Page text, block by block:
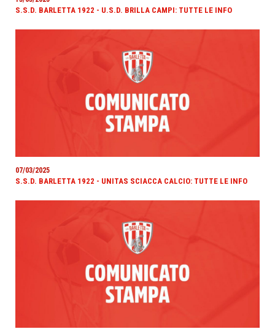
S.S.D. BARLETTA 1922 - U.S.D. BRILLA CAMPI: TUTTE LE INFO
07/03/2025
S.S.D. BARLETTA 1922 - UNITAS SCIACCA CALCIO: TUTTE LE INFO